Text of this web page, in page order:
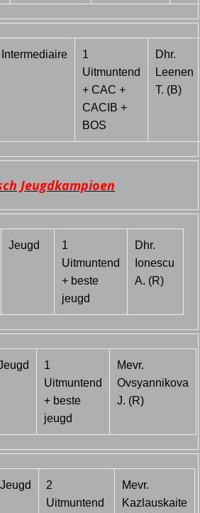
Intermediaire
1
Uitmuntend
+ CAC +
CACIB +
BOS
Dhr.
Leenen
T. (B)
Jeugdkampioen
Jeugd
1
Uitmuntend
+ beste
jeugd
Dhr.
Ionescu
A. (R)
1
Uitmuntend
+ beste
jeugd
Mevr.
Ovsyannikova
J. (R)
Jeugd
2
Uitmuntend
Mevr.
Kazlauskaite